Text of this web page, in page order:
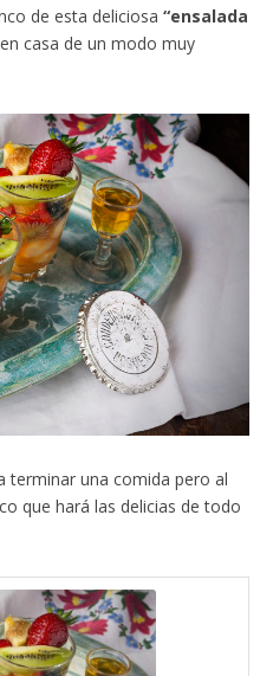
de esta deliciosa “ensalada
casa de un modo muy
terminar una comida pero al
que hará las delicias de todo